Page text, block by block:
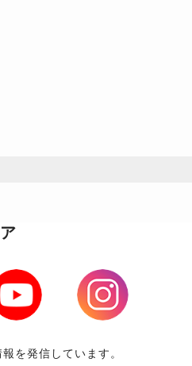
Instagram
を発信しています。